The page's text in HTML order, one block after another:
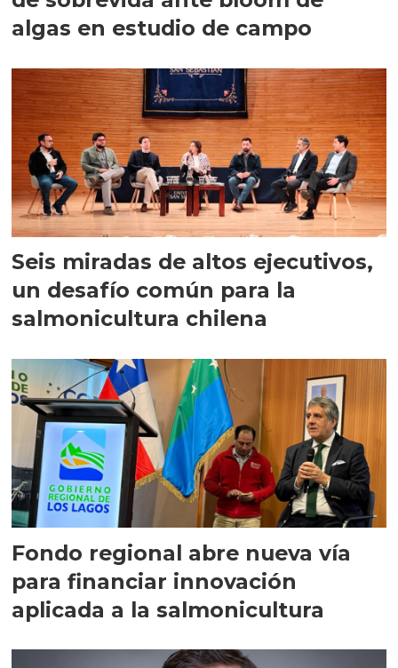
algas en estudio de campo
Seis miradas de altos ejecutivos,
un desafío común para la
salmonicultura chilena
Fondo regional abre nueva vía
para financiar innovación
aplicada a la salmonicultura